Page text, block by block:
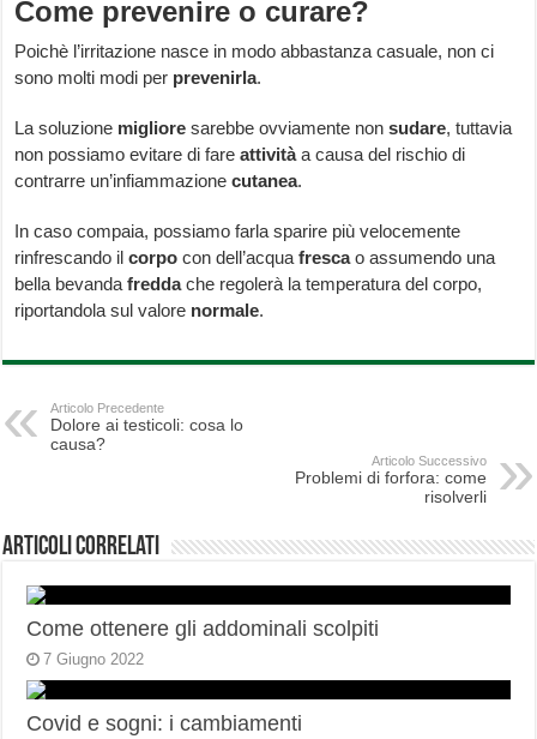
Come prevenire o curare?
Poichè l’irritazione nasce in modo abbastanza casuale, non ci
sono molti modi per prevenirla.
La soluzione migliore sarebbe ovviamente nonsudare, tuttavia
non possiamo evitare di fareattivitàa causa del rischio di
contrarre un’infiammazionecutanea.
In caso compaia, possiamo farla sparire più velocemente
rinfrescando ilcorpo con dell’acquafrescao assumendo una
bella bevandafreddache regolerà la temperatura del corpo,
riportandola sul valore normale.
Articolo Precedente
Dolore ai testicoli: cosa lo
causa?
Articolo Successivo
Problemi di forfora: come
risolverli
Articoli correlati
Come ottenere gli addominali scolpiti
7 Giugno 2022
Covid e sogni: i cambiamenti